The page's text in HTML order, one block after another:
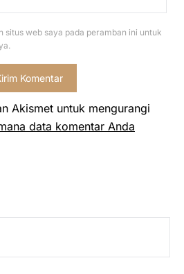
situs web saya pada peramban ini untuk
Akismet untuk mengurangi
data komentar Anda